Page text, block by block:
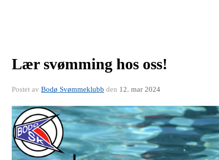
Lær svømming hos oss!
Postet av Bodø Svømmeklubb den 12. mar 2024